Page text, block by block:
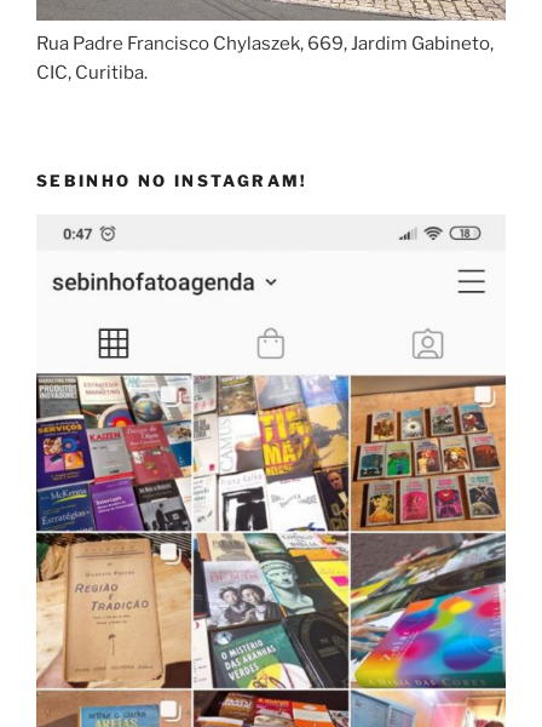
Rua Padre Francisco Chylaszek, 669, Jardim Gabineto,
CIC, Curitiba.
SEBINHO NO INSTAGRAM!